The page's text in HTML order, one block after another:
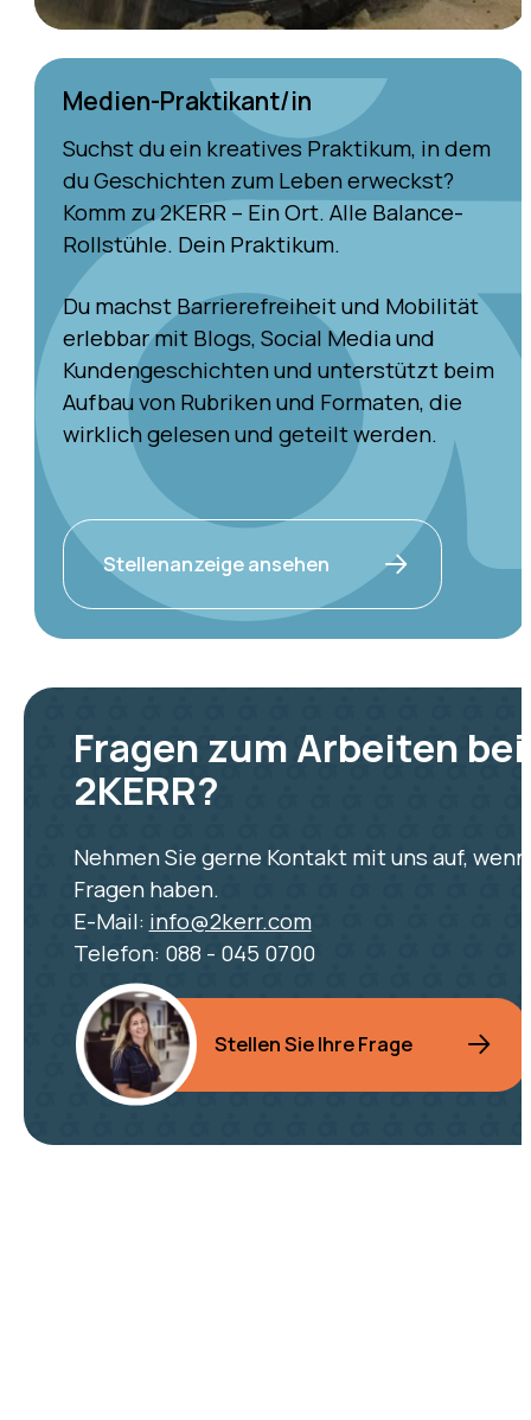
Medien-Praktikant/in
Suchst du ein kreatives Praktikum, in dem
du Geschichten zum Leben erweckst?
Komm zu 2KERR – Ein Ort. Alle Balance-
Rollstühle. Dein Praktikum.
Du machst Barrierefreiheit und Mobilität
erlebbar mit Blogs, Social Media und
Kundengeschichten und unterstützt beim
Aufbau von Rubriken und Formaten, die
wirklich gelesen und geteilt werden.
Stellenanzeige ansehen
Fragen zum Arbeiten bei
2KERR?
Nehmen Sie gerne Kontakt mit uns auf,
Fragen haben.
E-Mail: info@2kerr.com
Telefon: 088 - 045 0700
Stellen Sie Ihre Frage